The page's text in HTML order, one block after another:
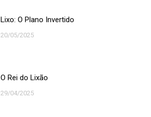
Lixo: O Plano Invertido
20/05/2025
O Rei do Lixão
29/04/2025